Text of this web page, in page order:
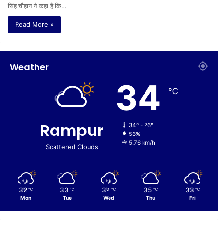
सिंह चौहान ने कहा है कि…
Read More »
Weather
Rampur
Scattered Clouds
34 ℃
34º - 26º
56%
5.76 km/h
32 ℃
Mon
33 ℃
Tue
34 ℃
Wed
35 ℃
Thu
33 ℃
Fri